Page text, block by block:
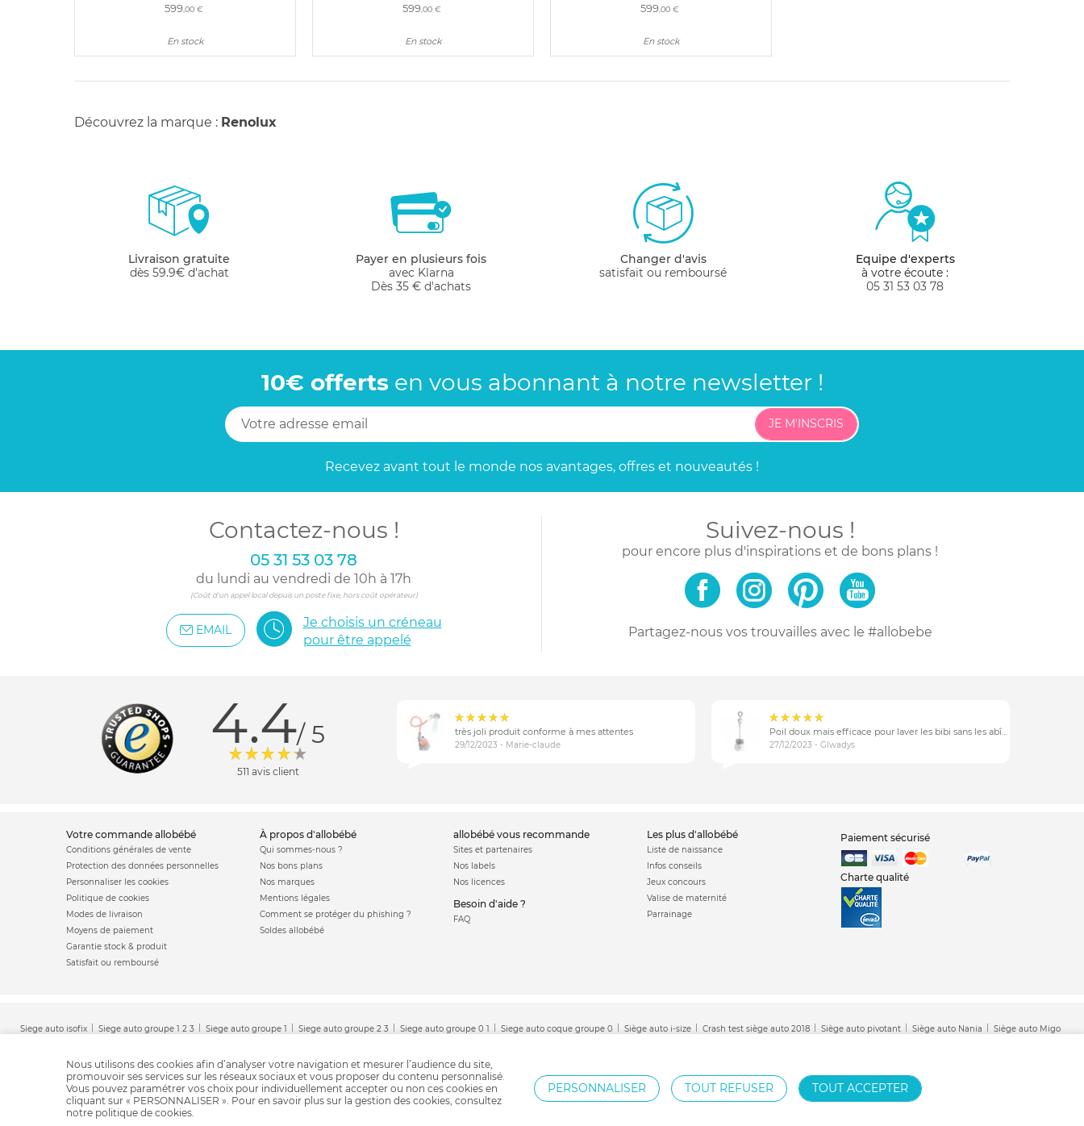
599,00 €
En stock
599,00 €
En stock
599,00 €
En stock
Découvrez la marque : Renolux
Livraison gratuite
dès 59.9€ d'achat
Payer en plusieurs fois
avec Klarna
Dès 35 € d'achats
Changer d'avis
satisfait ou remboursé
Equipe d'experts
à votre écoute :
05 31 53 03 78
10€ offertsen vous abonnantà notre newsletter !
JE M'INSCRIS
Recevez avant tout le monde nos avantages, offres et nouveautés !
Contactez-nous !
05 31 53 03 78
du lundi au vendredi de 10h à 17h
(Coût d'un appel local depuis un poste fixe, hors coût opérateur)
EMAIL
Je choisis un créneau
pour être appelé
Suivez-nous !
pour encore plus d'inspirations et de bons plans !
Partagez-nous vos trouvaillesavec le #allobebe
4.4/ 5
511 avis client
très joli produit conforme à mes attentes
29/12/2023 - Marie-claude 27/12/2023 - Glwadys
votre commande allobébé
Conditions générales de vente
Protection des données personnelles
Personnaliser les cookies
Politique de cookies
Modes de livraison
Moyens de paiement
Garantie stock & produit
Satisfait ou remboursé
à propos d'allobébé
Qui sommes-nous ?
Nos bons plans
Nos marques
Mentions légales
Comment se protéger du phishing ?
Soldes allobébé
allobébé vous recommande
Sites et partenaires
Nos labels
Nos licences
Besoin d'aide ?
FAQ
les plus d'allobébé
Liste de naissance
Infos conseils
Jeux concours
Valise de maternité
Parrainage
Paiement sécurisé
Charte qualité
Siege auto isofix Siege auto groupe 1 2 3 Siege auto groupe 1 Siege auto groupe 2 3 Siege auto groupe 0 1 Siege auto coque groupe 0 Siège auto i-size Crash test siège auto 2018 Siège auto pivotant Siège auto Nania
Siège auto Migo
Nous utilisons des cookies afin d’analyser votre navigation et mesurer l’audience du site,
promouvoir ses services sur les réseaux sociaux et vous proposer du contenu personnalisé.
Vous pouvez paramétrer vos choix pour individuellement accepter ou non ces cookies en
cliquant sur « PERSONNALISER ». Pour en savoir plus sur la gestion des cookies, consultez
notre politique de cookies.
PERSONNALISER TOUT REFUSER TOUT ACCEPTER